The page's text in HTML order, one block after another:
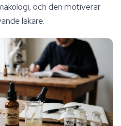
och den motiverar
läkare.